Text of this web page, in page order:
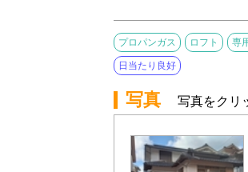
プロパンガス ロフト 専
日当たり良好
写真 写真をクリ